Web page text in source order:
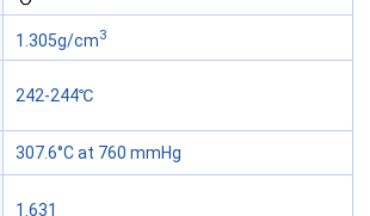
1.305g/cm3
242-244℃
307.6°C at 760 mmHg
1.631